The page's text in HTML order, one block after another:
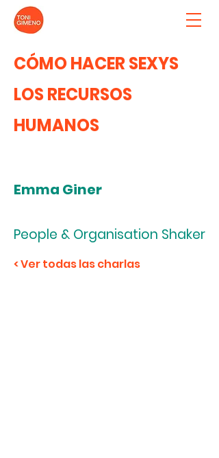
CÓMO HACER SEXYS
LOS RECURSOS
HUMANOS
Emma Giner
People & Organisation Shaker
< Ver todas las charlas